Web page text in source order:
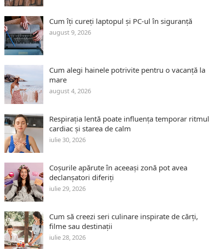
Cum îți cureți laptopul și PC-ul în siguranță
august 9, 2026
Cum alegi hainele potrivite pentru o vacanță la
mare
august 4, 2026
Respirația lentă poate influența temporar ritmul
cardiac și starea de calm
iulie 30, 2026
Coșurile apărute în aceeași zonă pot avea
declanșatori diferiți
iulie 29, 2026
Cum să creezi seri culinare inspirate de cărți,
filme sau destinații
iulie 28, 2026